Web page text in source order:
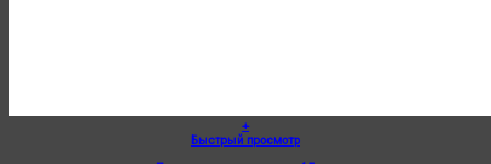
+
Быстрый просмотр